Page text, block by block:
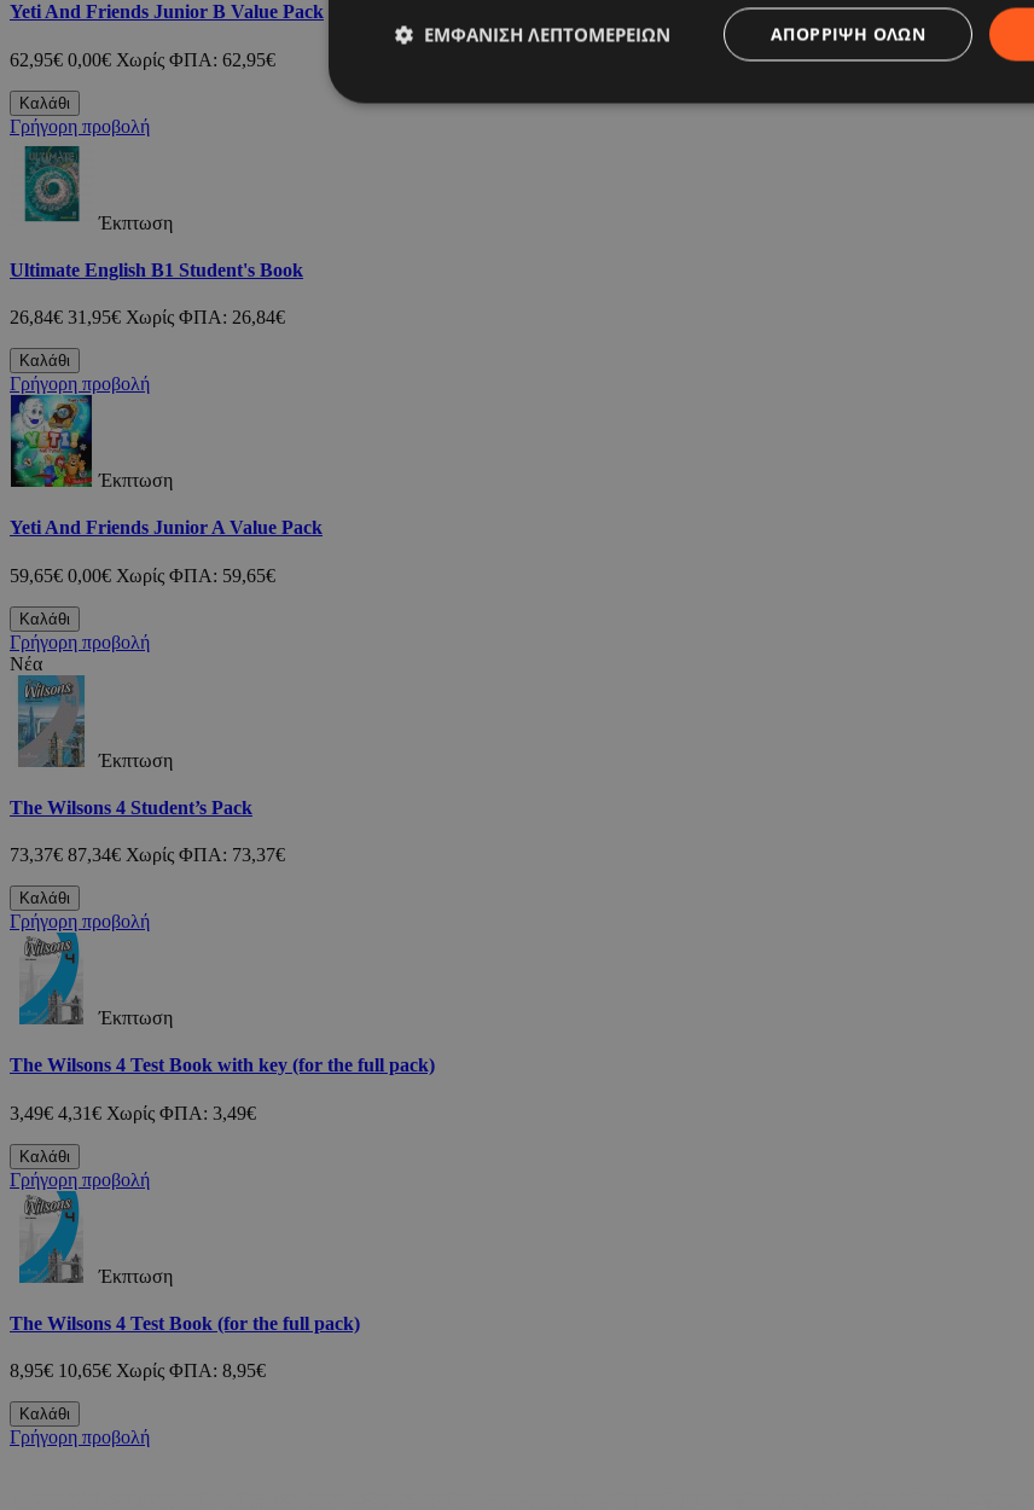
Yeti And Friends Junior B Value Pack
62,95€ 0,00€ Χωρίς ΦΠΑ: 62,95€
Καλάθι
Γρήγορη προβολή
Έκπτωση
Ultimate English B1 Student's Book
26,84€ 31,95€ Χωρίς ΦΠΑ: 26,84€
Καλάθι
Γρήγορη προβολή
Έκπτωση
Yeti And Friends Junior A Value Pack
59,65€ 0,00€ Χωρίς ΦΠΑ: 59,65€
Καλάθι
Γρήγορη προβολή
Νέα
Έκπτωση
The Wilsons 4 Student’s Pack
73,37€ 87,34€ Χωρίς ΦΠΑ: 73,37€
Καλάθι
Γρήγορη προβολή
Έκπτωση
The Wilsons 4 Test Book with key (for the full pack)
3,49€ 4,31€ Χωρίς ΦΠΑ: 3,49€
Καλάθι
Γρήγορη προβολή
Έκπτωση
The Wilsons 4 Test Book (for the full pack)
8,95€ 10,65€ Χωρίς ΦΠΑ: 8,95€
Καλάθι
Γρήγορη προβολή
ΑΠΌΡΡΙΨΗ ΌΛΩΝ
ΕΜΦΆΝΙΣΗ ΛΕΠΤΟΜΕΡΕΙΏΝ